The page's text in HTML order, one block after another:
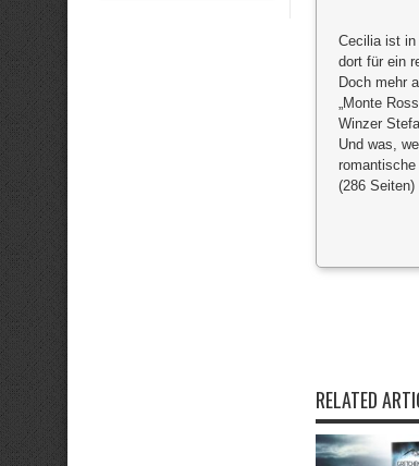
Cecilia ist in
dort für ein
Doch mehr
„Monte
Winzer
Und was,
(286 Seiten)
RELATED